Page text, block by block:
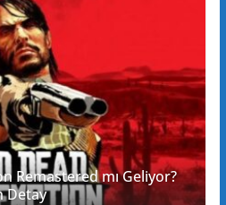
Remastered mı Geliyor?
Detay